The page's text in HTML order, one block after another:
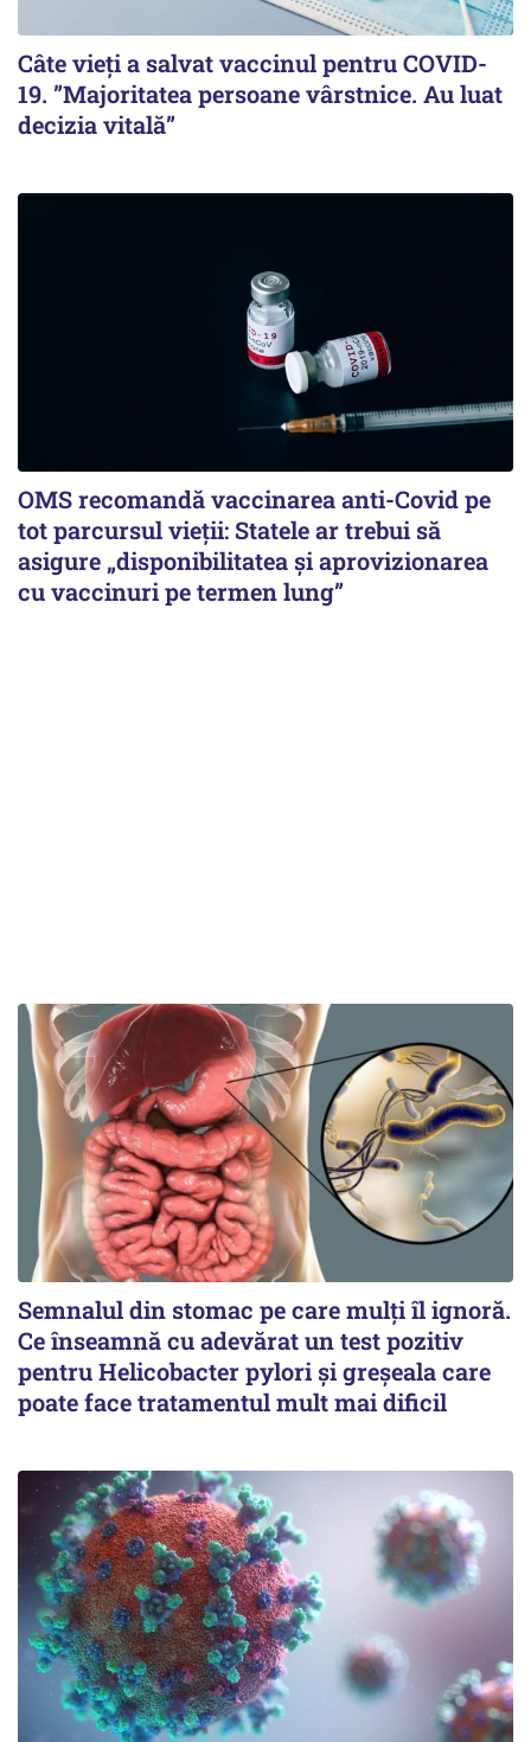
Câte vieți a salvat vaccinul pentru COVID-
19. ”Majoritatea persoane vârstnice. Au luat
decizia vitală”
OMS recomandă vaccinarea anti-Covid pe
tot parcursul vieții: Statele ar trebui să
asigure „disponibilitatea și aprovizionarea
cu vaccinuri pe termen lung”
Semnalul din stomac pe care mulți îl ignoră.
Ce înseamnă cu adevărat un test pozitiv
pentru Helicobacter pylori și greșeala care
poate face tratamentul mult mai dificil